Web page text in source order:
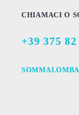
CHIAMACI O
+39 375